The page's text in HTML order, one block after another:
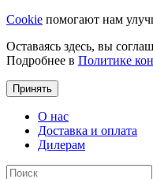
Cookie помогают нам
Оставаясь здесь, вы
Подробнее в Политике
Принять
О нас
Доставка и оплата
Дилерам